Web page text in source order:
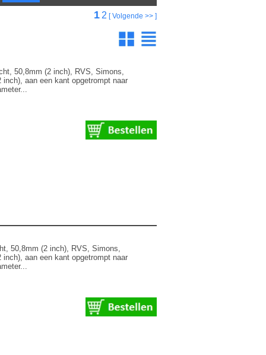
1 2 [ Volgende >> ]
50,8mm (2 inch), RVS, Simons,
inch), aan een kant opgetrompt naar
50,8mm (2 inch), RVS, Simons,
inch), aan een kant opgetrompt naar